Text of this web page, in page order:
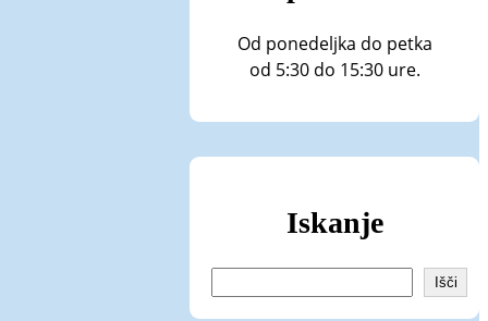
Od ponedeljka do petka
od 5:30 do 15:30 ure.
Iskanje
š
Išči